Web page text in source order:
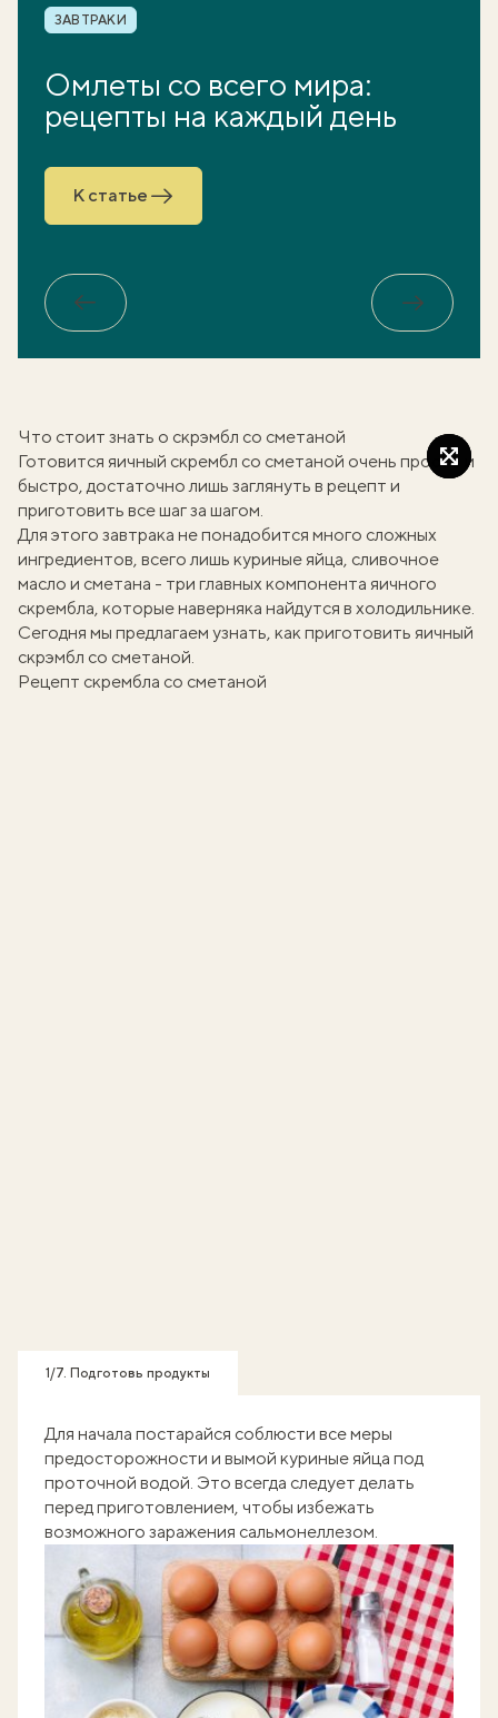
Рубрика
ЗАВТРАКИ
Омлеты со всего мира:
рецепты на каждый день
К статье
Обратно Вперед
Что стоит знать о скрэмбл со сметаной
Готовится яичный скрембл со сметаной очень просто и
быстро, достаточно лишь заглянуть в рецепт и
приготовить все шаг за шагом.
Для этого завтрака не понадобится много сложных
ингредиентов, всего лишь куриные яйца, сливочное
масло и сметана - три главных компонента яичного
скрембла, которые наверняка найдутся в холодильнике.
Сегодня мы предлагаем узнать, как приготовить яичный
скрэмбл со сметаной.
Рецепт скрембла со сметаной
1/7. Подготовь продукты
Для начала постарайся соблюсти все меры
предосторожности и вымой куриные яйца под
проточной водой. Это всегда следует делать
перед приготовлением, чтобы избежать
возможного заражения сальмонеллезом.